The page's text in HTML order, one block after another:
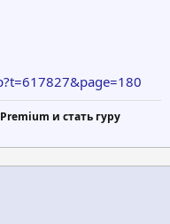
и стать гуру